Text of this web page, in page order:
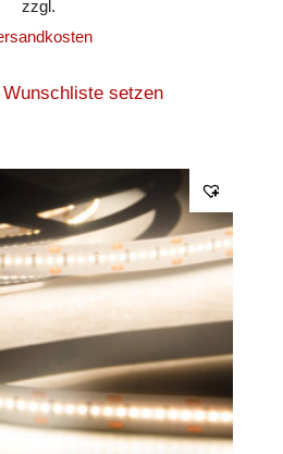
zzgl.
setzen